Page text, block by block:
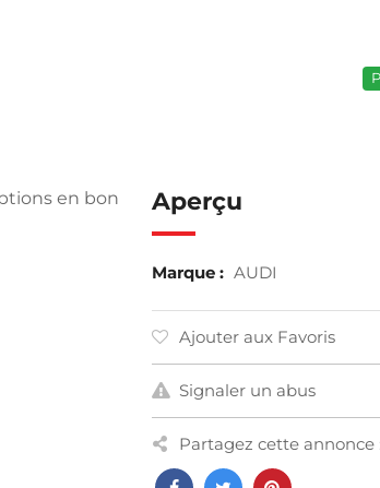
en bon
Aperçu
Marque : AUDI
Ajouter aux Favoris
Signaler un abus
Partagez cette annonce